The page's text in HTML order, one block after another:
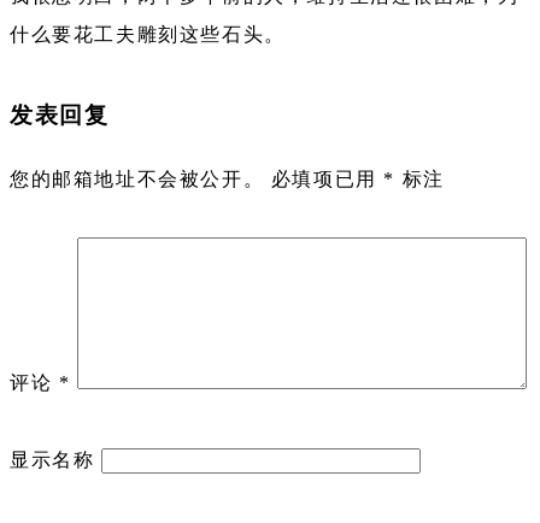
什么要花工夫雕刻这些石头。
发表回复
您的邮箱地址不会被公开。 必填项已用 * 标注
评论 *
显示名称